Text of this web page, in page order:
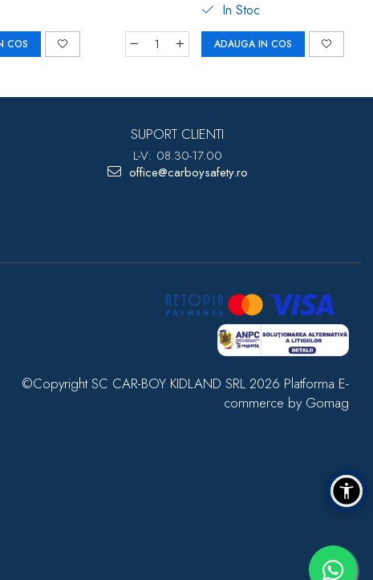
COS
In Stoc
ADAUGA IN COS
SUPORT CLIENTI
L-V: 08.30-17.00
office@carboysafety.ro
©Copyright SC CAR-BOY KIDLAND SRL 2026 Platforma E-
commerce by Gomag